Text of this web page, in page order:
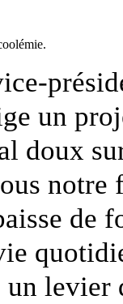
un
doux
de
levier